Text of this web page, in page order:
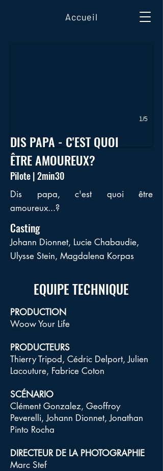
Accueil
1/5
DIS PAPA - C'EST QUOI
ÊTRE AMOUREUX?
Pilote | 2min30
Dis papa, c'est quoi être
amoureux...?
Casting
Johann Dionnet, Lucie Chabaudie,
Ulysse Stein, Magdalena Korpas
PRODUCTION
Woow Your Life
PRODUCTEURS
Thierry Tripod, Cédric Delport, Julien
Lacouture, Fabrice Coton
SCÉNARIO
Clément Gonzalez, Geoffroy
Peverelli, Johann Dionnet, Jonathan
Pinto Rocha
DIRECTEUR DE LA PHOTOGRAPHIE
Marc Stef
EQUIPE TECHNIQUE